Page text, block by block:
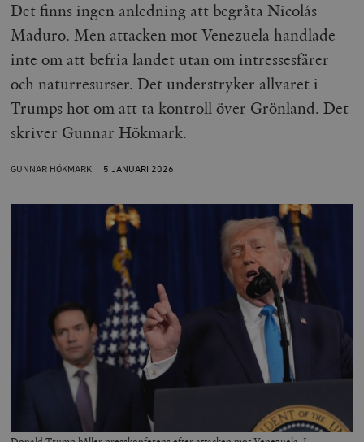
Det finns ingen anledning att begråta Nicolás
Maduro. Men attacken mot Venezuela handlade
inte om att befria landet utan om intressesfärer
och naturresurser. Det understryker allvaret i
Trumps hot om att ta kontroll över Grönland. Det
skriver Gunnar Hökmark.
GUNNAR HÖKMARK 5 JANUARI 2026